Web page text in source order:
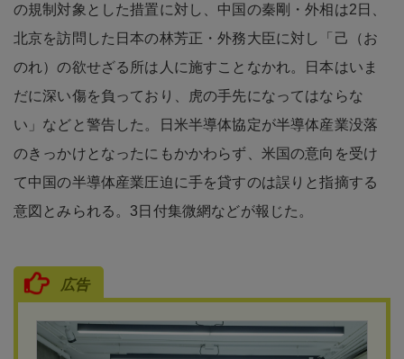
の規制対象とした措置に対し、中国の秦剛・外相は2日、
北京を訪問した日本の林芳正・外務大臣に対し「己（お
のれ）の欲せざる所は人に施すことなかれ。日本はいま
だに深い傷を負っており、虎の手先になってはならな
い」などと警告した。日米半導体協定が半導体産業没落
のきっかけとなったにもかかわらず、米国の意向を受け
て中国の半導体産業圧迫に手を貸すのは誤りと指摘する
意図とみられる。3日付集微網などが報じた。
広告